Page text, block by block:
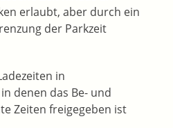
erlaubt, aber durch ein
der Parkzeit
in
denen das Be- und
Zeiten freigegeben ist